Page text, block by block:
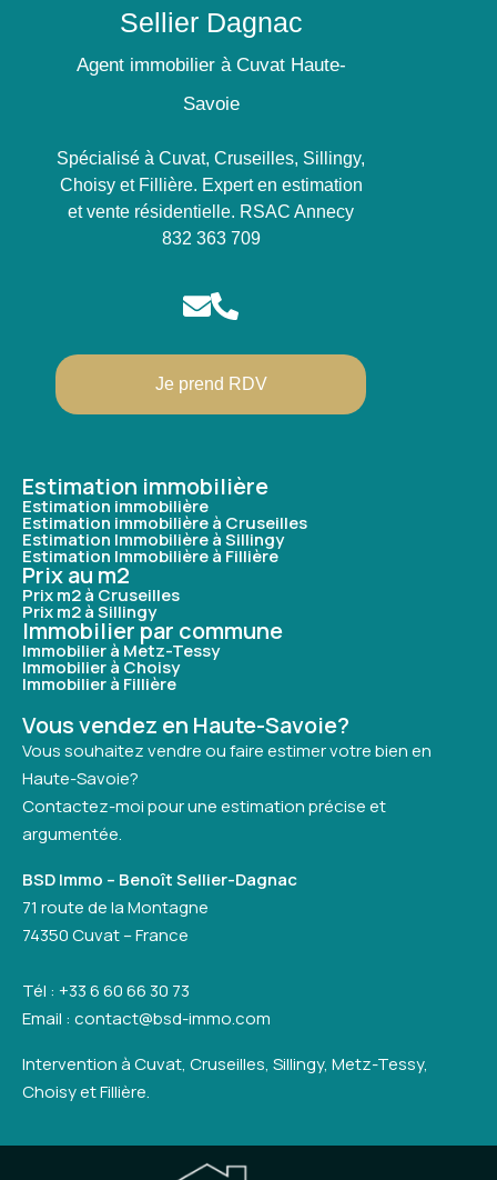
Sellier Dagnac
Agent immobilier à Cuvat Haute-
Savoie
Spécialisé à Cuvat, Cruseilles, Sillingy,
Choisy et Fillière. Expert en estimation
et vente résidentielle. RSAC Annecy
832 363 709
Je prend RDV
Estimation immobilière
Estimation immobilière
Estimation immobilière à Cruseilles
Estimation Immobilière à Sillingy
Estimation Immobilière à Fillière
Prix au m2
Prix m2 à Cruseilles
Prix m2 à Sillingy
Immobilier par commune
Immobilier à Metz-Tessy
Immobilier à Choisy
Immobilier à Fillière
Vous vendez en Haute-Savoie?
Vous souhaitez vendre ou faire estimer votre bien en
Haute-Savoie?
Contactez-moi pour une estimation précise et
argumentée.
BSD Immo – Benoît Sellier-Dagnac
71 route de la Montagne
74350 Cuvat – France
Tél : +33 6 60 66 30 73
Email : contact@bsd-immo.com
Intervention à Cuvat, Cruseilles, Sillingy, Metz-Tessy,
Choisy et Fillière.